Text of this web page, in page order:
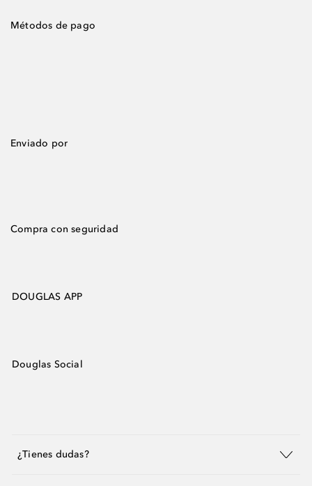
Métodos de pago
Enviado por
Compra con seguridad
DOUGLAS APP
Douglas Social
¿Tienes dudas?